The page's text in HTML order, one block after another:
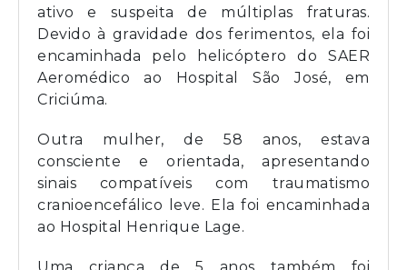
ativo e suspeita de múltiplas fraturas.
Devido à gravidade dos ferimentos, ela foi
encaminhada pelo helicóptero do SAER
Aeromédico ao Hospital São José, em
Criciúma.
Outra mulher, de 58 anos, estava
consciente e orientada, apresentando
sinais compatíveis com traumatismo
cranioencefálico leve. Ela foi encaminhada
ao Hospital Henrique Lage.